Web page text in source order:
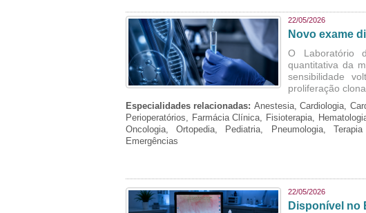
22/05/2026
Novo exame
O Laboratório
quantitativa da
sensibilidade
proliferação
Especialidades relacionadas: Anestesia, Cardiologia,
Perioperatórios, Farmácia Clínica, Fisioterapia,
Oncologia, Ortopedia, Pediatria, Pneumologia,
Emergências
22/05/2026
Disponível no